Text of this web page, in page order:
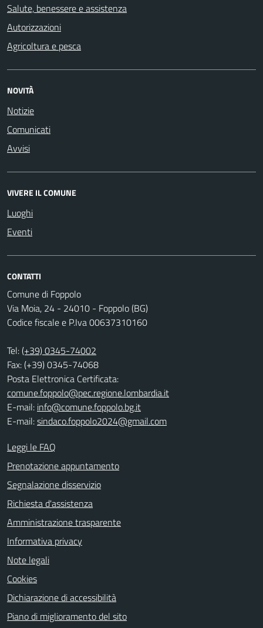
Salute, benessere e assistenza
Autorizzazioni
Agricoltura e pesca
NOVITÀ
Notizie
Comunicati
Avvisi
VIVERE IL COMUNE
Luoghi
Eventi
CONTATTI
Comune di Foppolo
Via Moia, 24 - 24010 - Foppolo (BG)
Codice fiscale e P.Iva 00637310160
Tel:(+39) 0345-74002
Fax: (+39) 0345-74068
Posta Elettronica Certificata:
comune.foppolo@pec.regione.lombardia.it
E-mail: info@comune.foppolo.bg.it
E-mail:sindaco.foppolo2024@gmail.com
Leggi le FAQ
Prenotazione appuntamento
Segnalazione disservizio
Richiesta d'assistenza
Amministrazione trasparente
Informativa privacy
Note legali
Cookies
Dichiarazione di accessibilità
Piano di miglioramento del sito